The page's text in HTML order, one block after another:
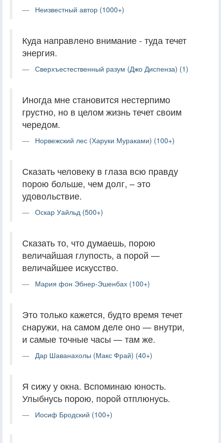
Неизвестный автор (1000+)
Куда направлено внимание - туда течет
энергия.
Сверхъестественный разум (Джо Диспенза) (1)
Иногда мне становится нестерпимо
грустно, но в целом жизнь течет своим
чередом.
Норвежский лес (Харуки Мураками) (100+)
Сказать человеку в глаза всю правду
порою больше, чем долг, – это
удовольствие.
Оскар Уайльд (500+)
Сказать то, что думаешь, порою
величайшая глупость, а порой —
величайшее искусство.
Мария фон Эбнер-Эшенбах (100+)
Это только кажется, будто время течет
снаружи, на самом деле оно — внутри,
и самые точные часы — там же.
Дар Шаванахолы (Макс Фрай) (40+)
Я сижу у окна. Вспоминаю юность.
Улыбнусь порою, порой отплюнусь.
Иосиф Бродский (100+)